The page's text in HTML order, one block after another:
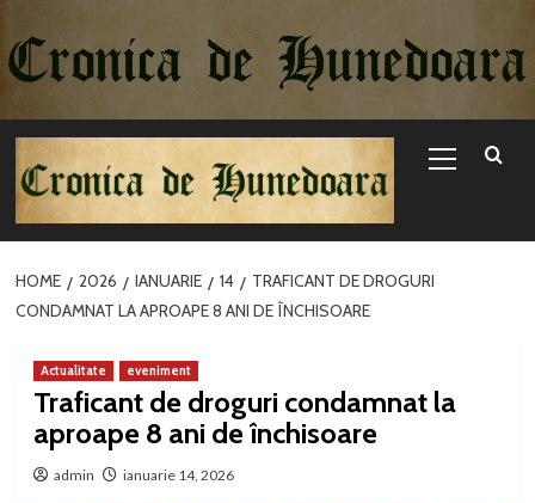
la
conținut
Menu
HOME 2026 IANUARIE 14
TRAFICANT DE DROGURI
CONDAMNAT LA APROAPE 8 ANI DE ÎNCHISOARE
Actualitate eveniment
Traficant de droguri condamnat la
aproape 8 ani de închisoare
admin ianuarie 14, 2026